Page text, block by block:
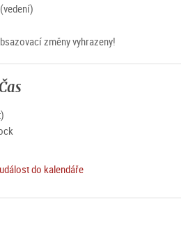
změny vyhrazeny!
do kalendáře